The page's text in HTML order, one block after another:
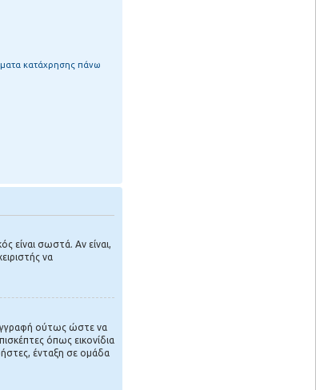
κατάχρησης πάνω
είναι σωστά. Αν είναι,
να
εγγραφή ούτως ώστε να
όπως εικονίδια
ένταξη σε ομάδα